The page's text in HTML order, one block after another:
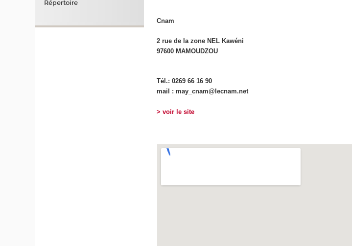
Cnam
2 rue de la zone NEL Kawéni
97600 MAMOUDZOU
Tél.: 0269 66 16 90
mail : may_cnam@lecnam.net
> voir le site
Répertoire